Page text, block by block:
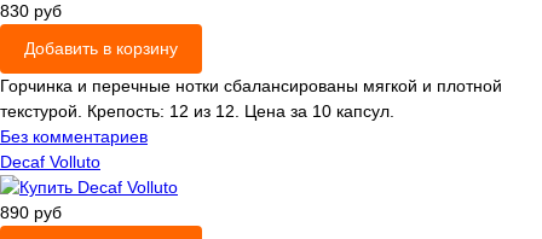
830 руб
Добавить в корзину
Горчинка и перечные нотки сбалансированы мягкой и плотной
текстурой. Крепость: 12 из 12. Цена за 10 капсул.
Без комментариев
Decaf Volluto
890 руб